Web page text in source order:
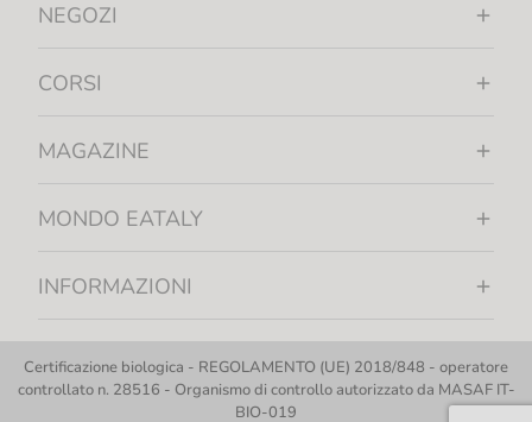
NEGOZI
CORSI
MAGAZINE
MONDO EATALY
INFORMAZIONI
Certificazione biologica - REGOLAMENTO (UE) 2018/848 - operatore
controllato n. 28516 - Organismo di controllo autorizzato da MASAF IT-
BIO-019